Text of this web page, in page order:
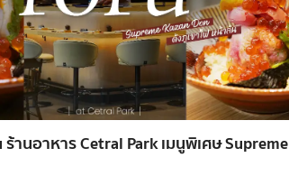
านอาหาร Cetral Park เมนูพิเศษ Supreme